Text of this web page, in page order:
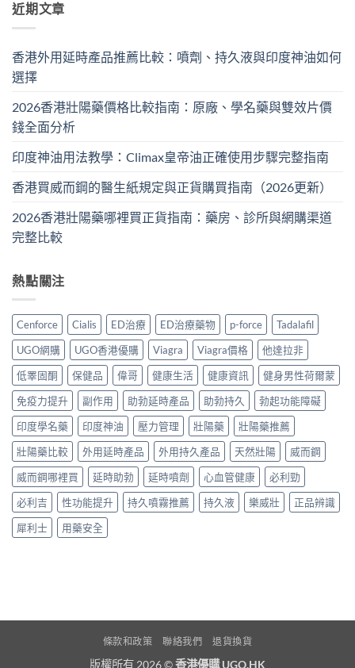
近期文章
香港外用延時產品推薦比較：噴劑、持久液與印度神油如何
選擇
2026香港壯陽藥價格比較指南：原廠、學名藥與雙效片價
錢全面分析
印度神油用法教學：Climax皇帝油正確使用步驟完整指南
香港買威而鋼的醫生紙規定與正貨購買指南（2026更新）
2026香港壯陽藥哪裡買正貨指南：藥房、診所與網購渠道
完整比較
熱點關注
Cenforce Cialis ED治療 ED治療藥物 p-force
Tadalafil
UGO網購
UGO香港優購 Viagra Viagra價格
他達拉非
低睪固酮
保健品 偉哥 健康生活 健康資訊
健身男性荷爾蒙
免疫力提升
副作用 助勃延時產品 助勃持久
勃起功能障礙
印度學名藥
印度神油 壓力管理 壯陽藥
壯陽藥推薦
壯陽藥比較
外用延時產品 外用持久產品 天然壯陽
威而鋼
威而鋼哪裡買
延時助勃 延時噴劑 心血管健康
必利勁
必利吉
性功能提升 持久噴霧推薦 持久液 樂威壯
正品辨識
犀利士
用藥安全
條款和政策 聯絡我們 退貨換貨
版權所有 2026 ©香港優購 UGO.HK